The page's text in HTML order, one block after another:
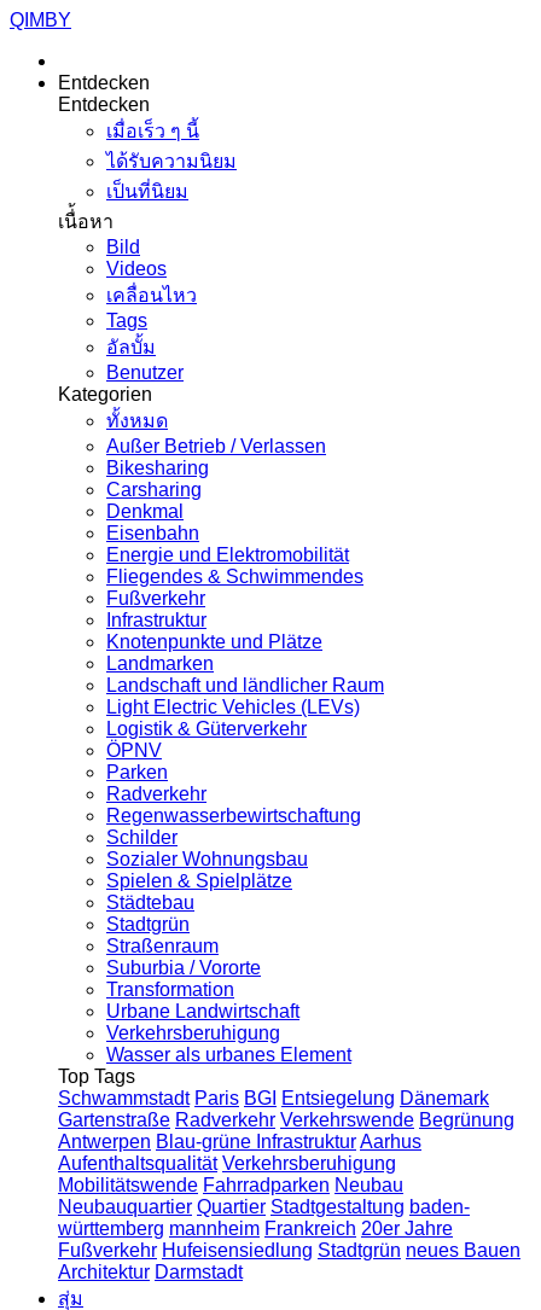
QIMBY
Entdecken
Entdecken
เมื่อเร็ว ๆ นี้
ได้รับความนิยม
เป็นที่นิยม
เนื่้อหา
Bild
Videos
เคลื่อนไหว
Tags
อัลบั้ม
Benutzer
Kategorien
ทั้งหมด
Außer Betrieb / Verlassen
Bikesharing
Carsharing
Denkmal
Eisenbahn
Energie und Elektromobilität
Fliegendes & Schwimmendes
Fußverkehr
Infrastruktur
Knotenpunkte und Plätze
Landmarken
Landschaft und ländlicher Raum
Light Electric Vehicles (LEVs)
Logistik & Güterverkehr
ÖPNV
Parken
Radverkehr
Regenwasserbewirtschaftung
Schilder
Sozialer Wohnungsbau
Spielen & Spielplätze
Städtebau
Stadtgrün
Straßenraum
Suburbia / Vororte
Transformation
Urbane Landwirtschaft
Verkehrsberuhigung
Wasser als urbanes Element
Top Tags
Schwammstadt Paris BGI Entsiegelung Dänemark
Gartenstraße Radverkehr Verkehrswende Begrünung
Antwerpen Blau-grüne InfrastrukturAarhus
Aufenthaltsqualität Verkehrsberuhigung
Mobilitätswende Fahrradparken Neubau
Neubauquartier Quartier Stadtgestaltung baden-
württemberg mannheim Frankreich 20er Jahre
Fußverkehr Hufeisensiedlung Stadtgrün neues Bauen
Architektur Darmstadt
สุ่ม